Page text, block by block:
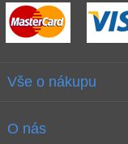
Vše o nákupu
Obchodní podmínky
O nás